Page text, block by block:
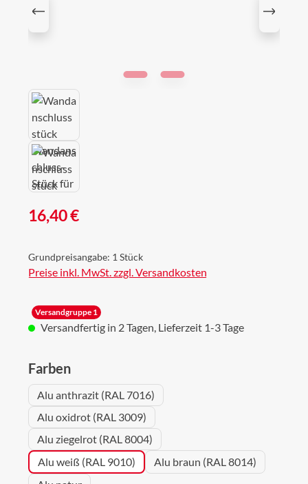
Regulärer Preis:
16,40 €
Grundpreisangabe: 1 Stück
Preise inkl. MwSt. zzgl. Versandkosten
Versandgruppe 1
Versandfertig in 2 Tagen, Lieferzeit 1-3 Tage
Farbenauswählen
Alu anthrazit (RAL 7016)
Alu oxidrot (RAL 3009)
Alu ziegelrot (RAL 8004)
Alu weiß (RAL 9010)
Alu braun (RAL 8014)